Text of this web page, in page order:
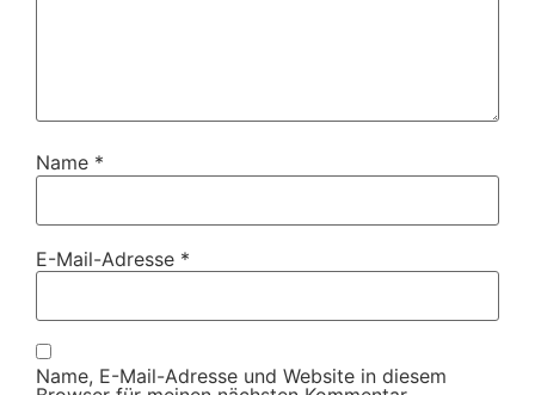
Name *
E-Mail-Adresse *
Name, E-Mail-Adresse und Website in diesem